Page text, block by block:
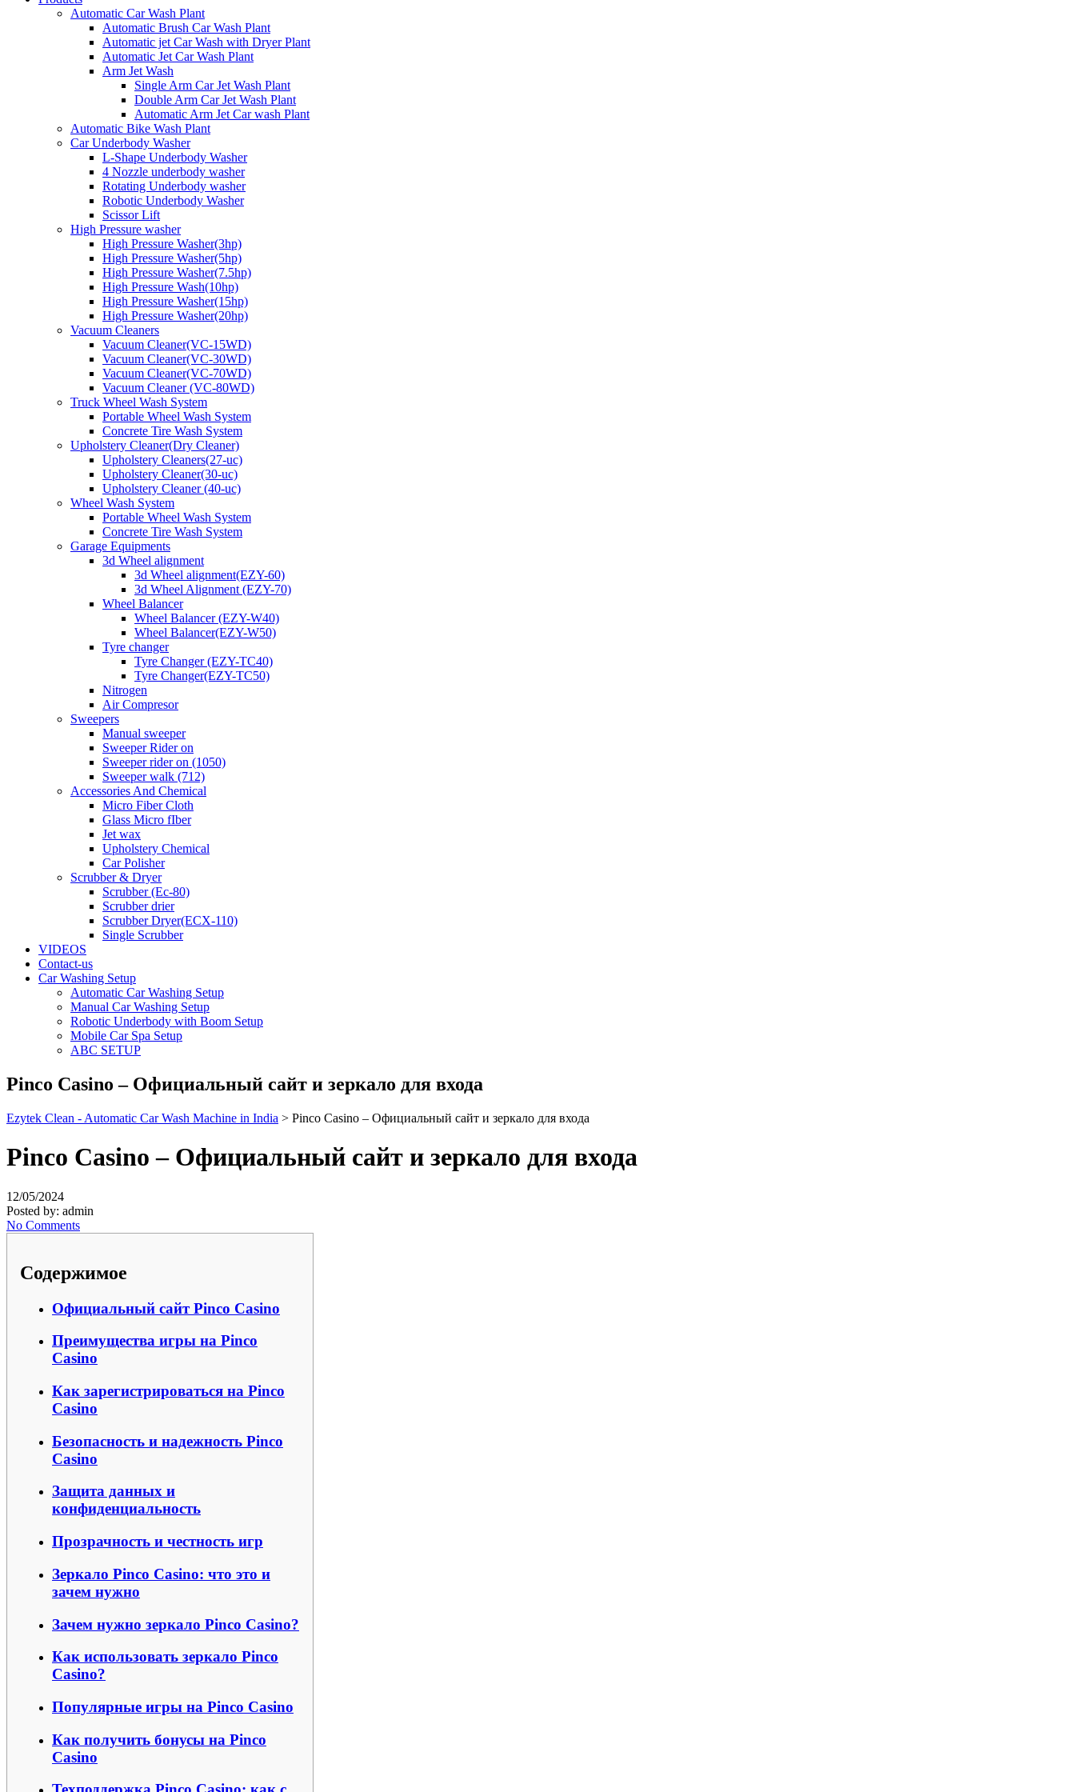
Automatic Car Wash Plant
Automatic Brush Car Wash Plant
Automatic jet Car Wash with Dryer Plant
Automatic Jet Car Wash Plant
Arm Jet Wash
Single Arm Car Jet Wash Plant
Double Arm Car Jet Wash Plant
Automatic Arm Jet Car wash Plant
Automatic Bike Wash Plant
Car Underbody Washer
L-Shape Underbody Washer
4 Nozzle underbody washer
Rotating Underbody washer
Robotic Underbody Washer
Scissor Lift
High Pressure washer
High Pressure Washer(3hp)
High Pressure Washer(5hp)
High Pressure Washer(7.5hp)
High Pressure Wash(10hp)
High Pressure Washer(15hp)
High Pressure Washer(20hp)
Vacuum Cleaners
Vacuum Cleaner(VC-15WD)
Vacuum Cleaner(VC-30WD)
Vacuum Cleaner(VC-70WD)
Vacuum Cleaner (VC-80WD)
Truck Wheel Wash System
Portable Wheel Wash System
Concrete Tire Wash System
Upholstery Cleaner(Dry Cleaner)
Upholstery Cleaners(27-uc)
Upholstery Cleaner(30-uc)
Upholstery Cleaner (40-uc)
Wheel Wash System
Portable Wheel Wash System
Concrete Tire Wash System
Garage Equipments
3d Wheel alignment
3d Wheel alignment(EZY-60)
3d Wheel Alignment (EZY-70)
Wheel Balancer
Wheel Balancer (EZY-W40)
Wheel Balancer(EZY-W50)
Tyre changer
Tyre Changer (EZY-TC40)
Tyre Changer(EZY-TC50)
Nitrogen
Air Compresor
Sweepers
Manual sweeper
Sweeper Rider on
Sweeper rider on (1050)
Sweeper walk (712)
Accessories And Chemical
Micro Fiber Cloth
Glass Micro fIber
Jet wax
Upholstery Chemical
Car Polisher
Scrubber & Dryer
Scrubber (Ec-80)
Scrubber drier
Scrubber Dryer(ECX-110)
Single Scrubber
VIDEOS
Contact-us
Car Washing Setup
Automatic Car Washing Setup
Manual Car Washing Setup
Robotic Underbody with Boom Setup
Mobile Car Spa Setup
ABC SETUP
Pinco Casino – Официальный сайт и зеркало для входа
Ezytek Clean - Automatic Car Wash Machine in India > Pinco Casino – Официальный сайт и зеркало для входа
Pinco Casino – Официальный сайт и зеркало для входа
12/05/2024
Posted by: admin
No Comments
Содержимое
Официальный сайт Pinco Casino
Преимущества игры на Pinco
Casino
Как зарегистрироваться на Pinco
Casino
Безопасность и надежность Pinco
Casino
Защита данных и
конфиденциальность
Прозрачность и честность игр
Зеркало Pinco Casino: что это и
зачем нужно
Зачем нужно зеркало Pinco Casino?
Как использовать зеркало Pinco
Casino?
Популярные игры на Pinco Casino
Как получить бонусы на Pinco
Casino